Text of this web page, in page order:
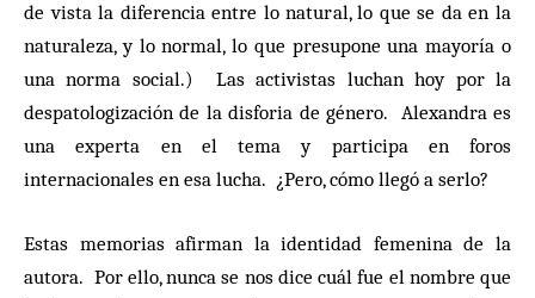
de vista la diferencia entre lo natural, lo que se da en la
naturaleza, y lo normal, lo que presupone una mayoría o
una norma social.) Las activistas luchan hoy por la
despatologización de la disforia de género. Alexandra es
una experta en el tema y participa en foros
internacionales en esa lucha. ¿Pero, cómo llegó a serlo?
Estas memorias afirman la identidad femenina de la
autora. Por ello, nunca se nos dice cuál fue el nombre que